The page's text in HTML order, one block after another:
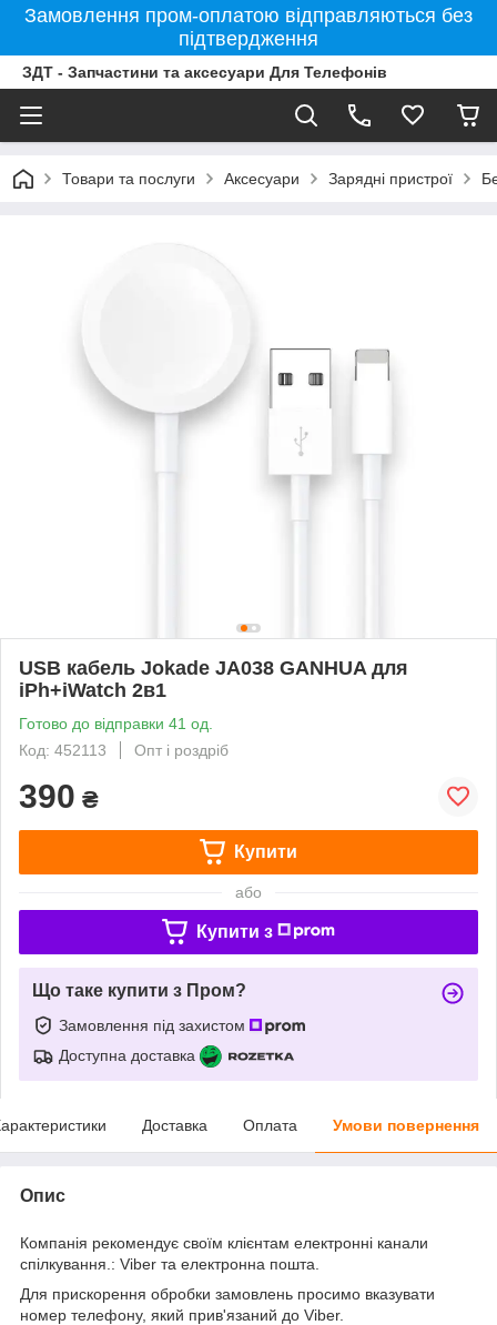
Замовлення пром-оплатою відправляються без
підтвердження
ЗДТ - Запчастини та аксесуари Для Телефонів
Товари та послуги Аксесуари Зарядні пристрої
USB кабель Jokade JA038 GANHUA для
iPh+iWatch 2в1
Готово до відправки 41 од.
Код: 452113
Опт і роздріб
390 ₴
Купити
або
Купити з
Що таке купити з Пром?
Замовлення під захистом
Доступна доставка
Доставка Оплата Умови повернення
Опис
Компанія рекомендує своїм клієнтам електронні канали
спілкування.: Viber та електронна пошта.
Для прискорення обробки замовлень просимо вказувати
номер телефону, який прив'язаний до Viber.